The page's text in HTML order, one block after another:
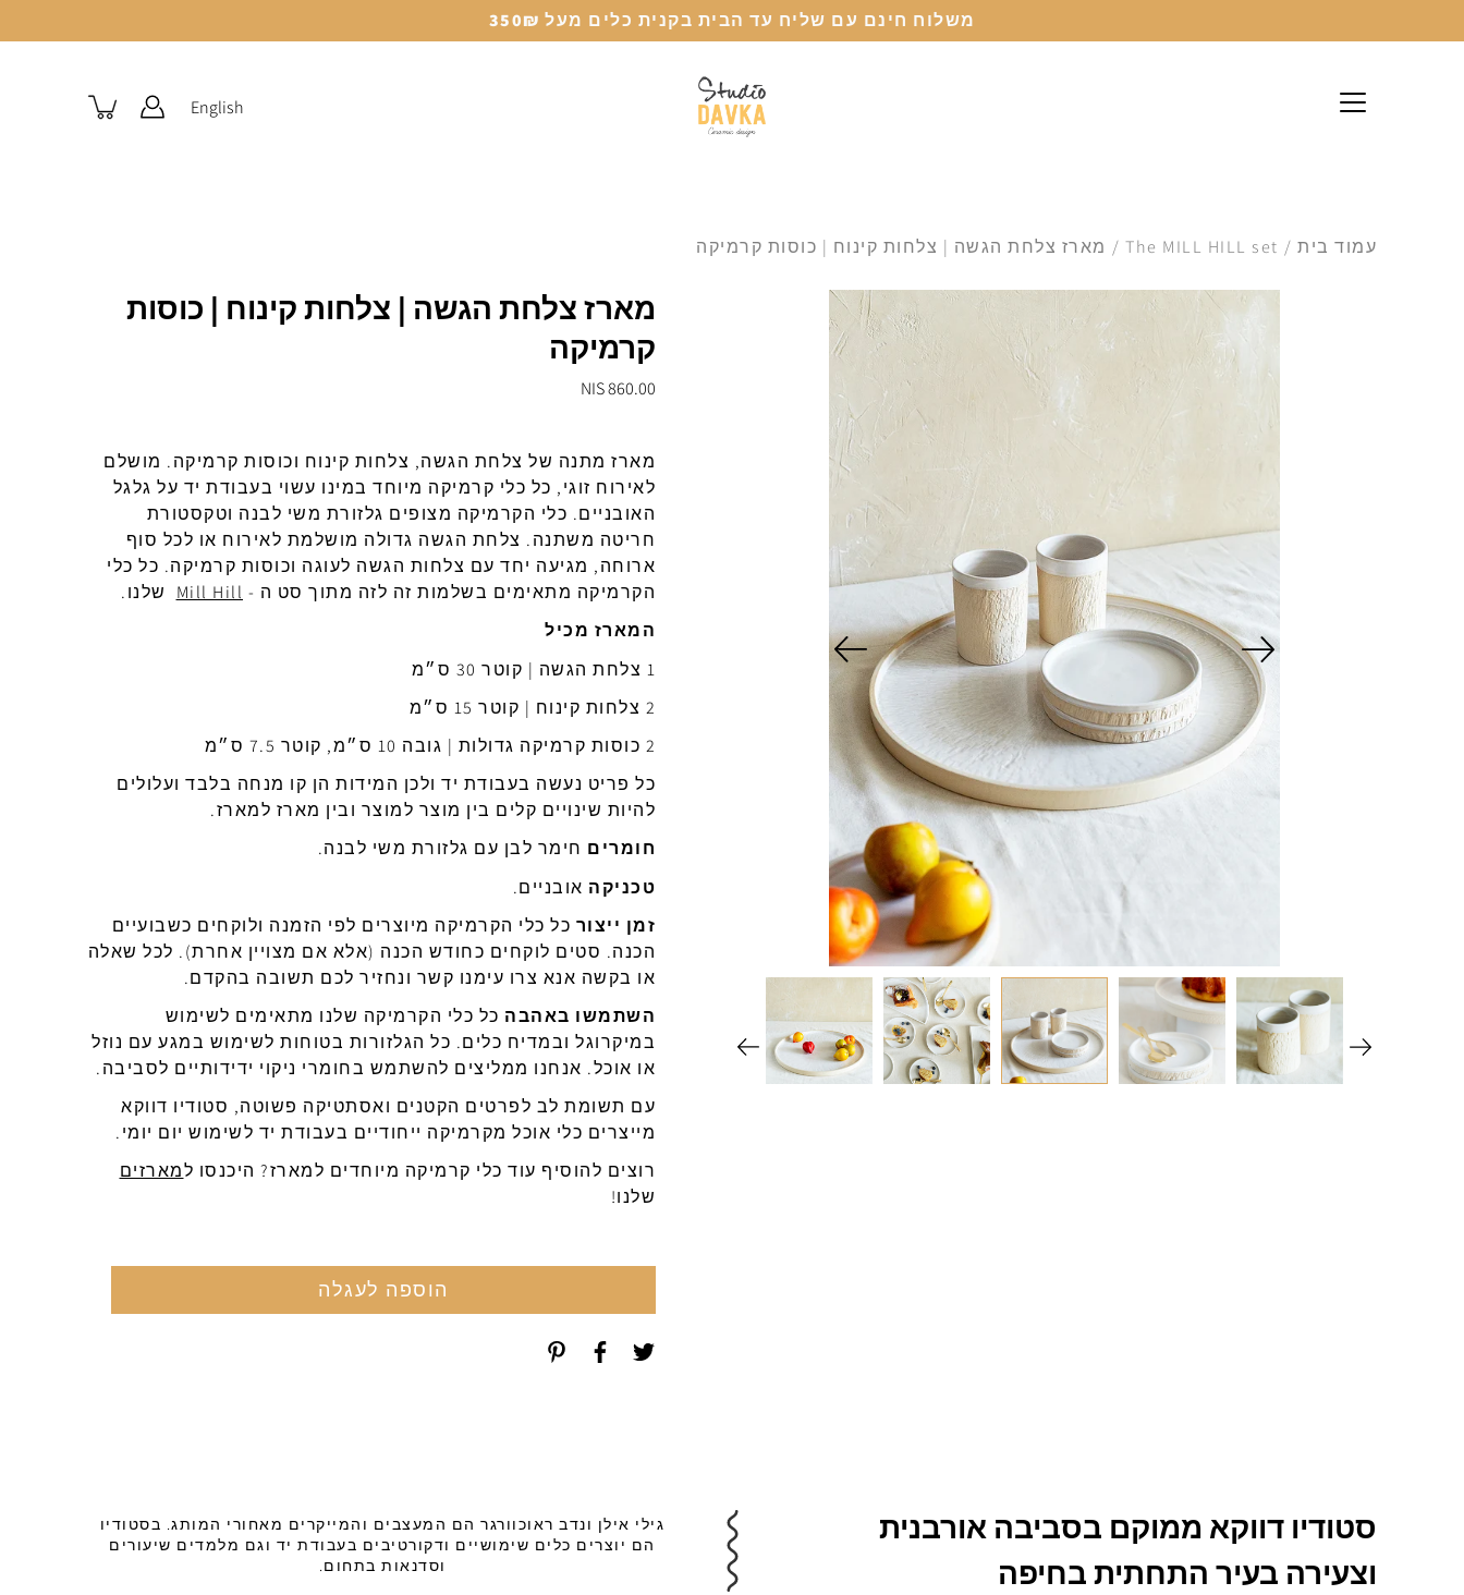
משלוח חינם עם שליח עד הבית בקנית כלים מעל 350₪
English
עמוד בית /
The MILL HILL set
/ מארז צלחת הגשה | צלחות קינוח | כוסות קרמיקה
מארז צלחת הגשה | צלחות קינוח | כוסות
קרמיקה
860.00 NIS
מארז מתנה של צלחת הגשה, צלחות קינוח וכוסות קרמיקה. מושלם
לאירוח זוגי, כל כלי קרמיקה מיוחד במינו עשוי בעבודת יד על גלגל
האובניים. כלי הקרמיקה מצופים גלזורת משי לבנה וטקסטורת
חריטה משתנה. צלחת הגשה גדולה מושלמת לאירוח או לכל סוף
ארוחה, מגיעה יחד עם צלחות הגשה לעוגה וכוסות קרמיקה. כל כלי
הקרמיקה מתאימים בשלמות זה לזה מתוך סט ה - Mill Hill שלנו.
המארז מכיל
1 צלחת הגשה | קוטר 30 ס״מ
2 צלחות קינוח | קוטר 15 ס״מ
2 כוסות קרמיקה גדולות | גובה 10 ס״מ, קוטר 7.5 ס״מ
כל פריט נעשה בעבודת יד ולכן המידות הן קו מנחה בלבד ועלולים
להיות שינויים קלים בין מוצר למוצר ובין מארז למארז.
חומרים חימר לבן עם גלזורת משי לבנה.
טכניקה אובניים.
זמן ייצור כל כלי הקרמיקה מיוצרים לפי הזמנה ולוקחים כשבועיים
הכנה. סטים לוקחים כחודש הכנה (אלא אם מצויין אחרת). לכל שאלה
או בקשה אנא צרו עימנו קשר ונחזיר לכם תשובה בהקדם.
השתמשו באהבה כל כלי הקרמיקה שלנו מתאימים לשימוש
במיקרוגל ובמדיח כלים. כל הגלזורות בטוחות לשימוש במגע עם נוזל
או אוכל. אנחנו ממליצים להשתמש בחומרי ניקוי ידידותיים לסביבה.
עם תשומת לב לפרטים הקטנים ואסתטיקה פשוטה, סטודיו דווקא
מייצרים כלי אוכל מקרמיקה ייחודיים בעבודת יד לשימוש יום יומי.
רוצים להוסיף עוד כלי קרמיקה מיוחדים למארז? היכנסו למארזים
שלנו!
הוספה לעגלה
סטודיו דווקא ממוקם בסביבה אורבנית
וצעירה בעיר התחתית בחיפה
גילי אילן ונדב ראוכוורגר הם המעצבים והמייקרים מאחורי המותג. בסטודיו
הם יוצרים כלים שימושיים ודקורטיבים בעבודת יד וגם מלמדים שיעורים
וסדנאות בתחום.